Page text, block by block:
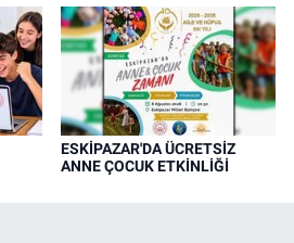
ESKİPAZAR'DA ÜCRETSİZ
ANNE ÇOCUK ETKİNLİĞİ